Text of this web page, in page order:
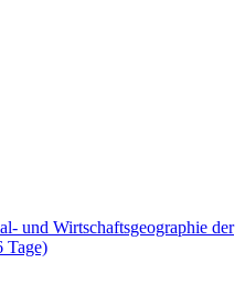
und Wirtschaftsgeographie der
Tage)